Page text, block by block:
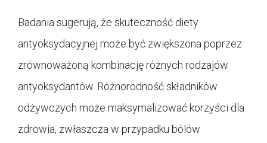
Badania sugerują, że skuteczność diety
antyoksydacyjnej może być zwiększona poprzez
zrównoważoną kombinację różnych rodzajów
antyoksydantów. Różnorodność składników
odżywczych może maksymalizować korzyści dla
zdrowia, zwłaszcza w przypadku bólów